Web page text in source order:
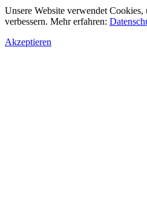
Unsere Website verwendet
verbessern. Mehr erfahren:
Akzeptieren